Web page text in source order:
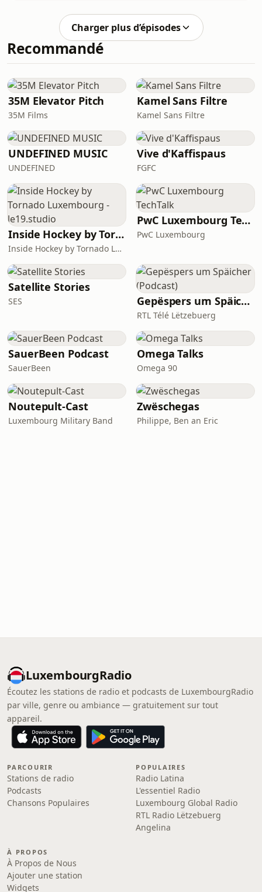
Charger plus d’épisodes
Recommandé
35M Elevator Pitch
35M Films
Kamel Sans Filtre
Kamel Sans Filtre
UNDEFINED MUSIC
UNDEFINED
Vive d'Kaffispaus
FGFC
Inside Hockey by Tornado Luxembourg - le19.studio
Inside Hockey by Tornado Luxembourg - le19.studio
PwC Luxembourg TechTalk
PwC Luxembourg
Satellite Stories
SES Gepëspers um Späicher (Podcast)
RTL Télé Lëtzebuerg
SauerBeen Podcast
SauerBeen
Omega Talks
Omega 90
Noutepult-Cast
Luxembourg Military Band
Zwëschegas
Philippe, Ben an Eric
LuxembourgRadio
Écoutez les stations de radio et podcasts de LuxembourgRadio
par ville, genre ou ambiance — gratuitement sur tout
appareil.
PARCOURIR
Stations de radio
Podcasts
Chansons Populaires
POPULAIRES
Radio Latina
L'essentiel Radio
Luxembourg Global Radio
RTL Radio Lëtzebuerg
Angelina
À PROPOS
À Propos de Nous
Ajouter une station
Widgets